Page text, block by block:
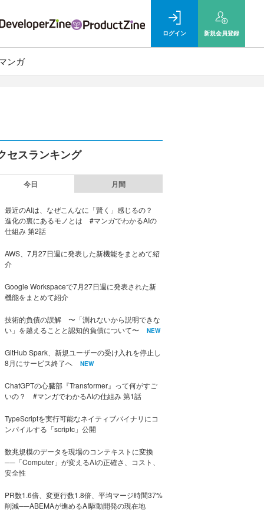
ログイン 新規会員登録
ンガ
セスランキング
今日 月間
最近のAIは、なぜこんなに「賢く」感じるの？
進化の裏にあるモノとは #マンガでわかるAIの
仕組み 第2話
AWS、7月27日週に発表した新機能をまとめて紹
介
Google Workspaceで7月27日週に発表された新
機能をまとめて紹介
技術的負債の誤解 〜「測れないから説明できな
い」を越えることと認知的負債について〜
NEW
GitHub Spark、新規ユーザーの受け入れを停止し
8月にサービス終了へ
NEW
ChatGPTの心臓部『Transformer』って何がすご
いの？ #マンガでわかるAIの仕組み 第1話
TypeScriptを実行可能なネイティブバイナリにコ
ンパイルする「scriptc」公開
数兆規模のデータを現場のコンテキストに変換
──「Computer」が変えるAIの正確さ、コスト、
安全性
PR数1.6倍、変更行数1.8倍、平均マージ時間37%
削減──ABEMAが進めるAI駆動開発の現在地